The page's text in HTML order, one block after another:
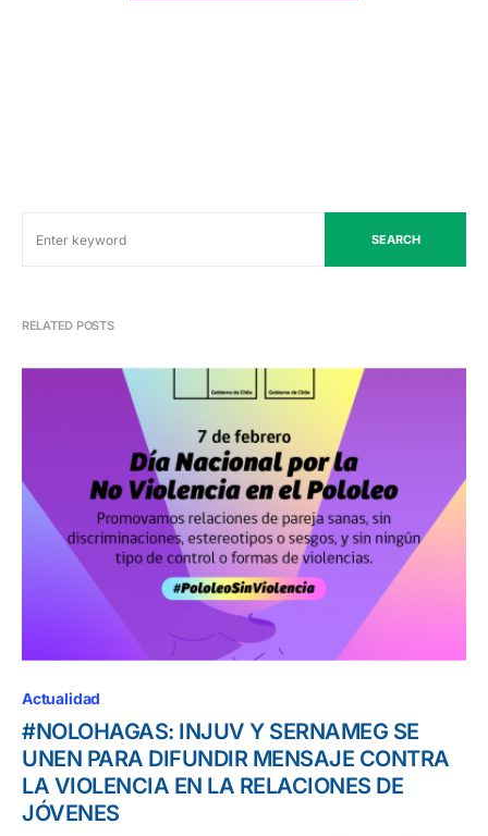
SEARCH
RELATED POSTS
Actualidad
#NOLOHAGAS: INJUV Y SERNAMEG SE
UNEN PARA DIFUNDIR MENSAJE CONTRA
LA VIOLENCIA EN LA RELACIONES DE
JÓVENES